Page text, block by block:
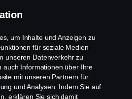
um Inhalte und Anzeigen zu
für soziale Medien
unseren Datenverkehr zu
auch Informationen über Ihre
mit unseren Partnern für
und Analysen. Indem Sie auf
erklären Sie sich damit